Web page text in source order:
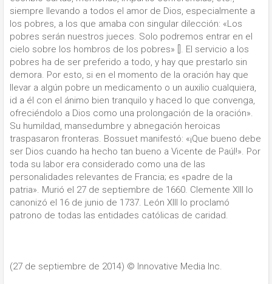
siempre llevando a todos el amor de Dios, especialmente a
los pobres, a los que amaba con singular dilección: «Los
pobres serán nuestros jueces. Solo podremos entrar en el
cielo sobre los hombros de los pobres» []. El servicio a los
pobres ha de ser preferido a todo, y hay que prestarlo sin
demora. Por esto, si en el momento de la oración hay que
llevar a algún pobre un medicamento o un auxilio cualquiera,
id a él con el ánimo bien tranquilo y haced lo que convenga,
ofreciéndolo a Dios como una prolongación de la oración».
Su humildad, mansedumbre y abnegación heroicas
traspasaron fronteras. Bossuet manifestó: «¡Que bueno debe
ser Dios cuando ha hecho tan bueno a Vicente de Paúl!». Por
toda su labor era considerado como una de las
personalidades relevantes de Francia; es «padre de la
patria». Murió el 27 de septiembre de 1660. Clemente XIII lo
canonizó el 16 de junio de 1737. León XIII lo proclamó
patrono de todas las entidades católicas de caridad.
(27 de septiembre de 2014) © Innovative Media Inc.